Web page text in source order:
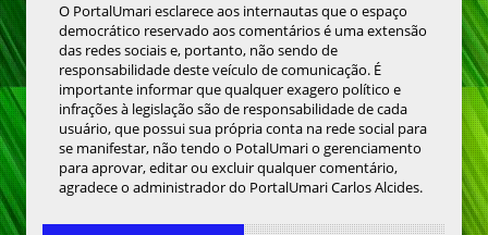
O PortalUmari esclarece aos internautas que o espaço
democrático reservado aos comentários é uma extensão
das redes sociais e, portanto, não sendo de
responsabilidade deste veículo de comunicação. É
importante informar que qualquer exagero político e
infrações à legislação são de responsabilidade de cada
usuário, que possui sua própria conta na rede social para
se manifestar, não tendo o PotalUmari o gerenciamento
para aprovar, editar ou excluir qualquer comentário,
agradece o administrador do PortalUmari Carlos Alcides.